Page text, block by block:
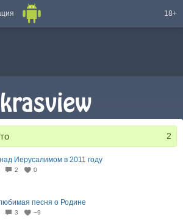
18+
2
Иерусалимом в 2011 году
2 0
песня о Родине
3 −9